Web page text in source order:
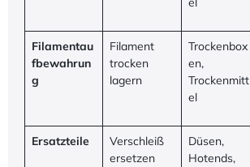
Filamentau
fbewahrun
g
Filament
trocken
lagern
Trockenbox
en,
Trockenmitt
el
Ersatzteile
Verschleiß
ersetzen
Düsen,
Hotends,